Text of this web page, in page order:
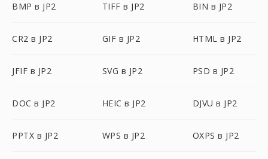
BMP в JP2 TIFF в JP2 BIN в JP2
CR2 в JP2 GIF в JP2 HTML в JP2
JFIF в JP2 SVG в JP2 PSD в JP2
DOC в JP2 HEIC в JP2 DJVU в JP2
PPTX в JP2 WPS в JP2 OXPS в JP2